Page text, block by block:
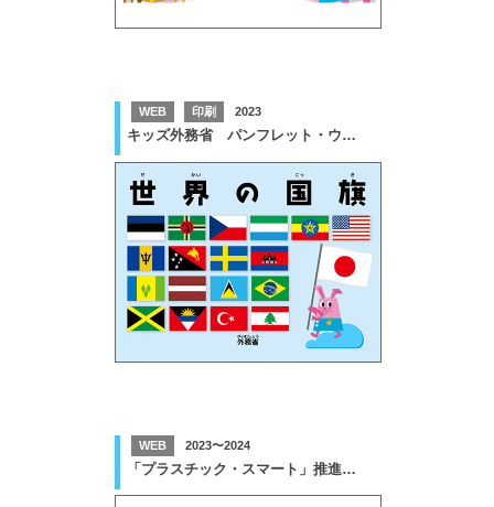
WEB 印刷 2023
キッズ外務省 パンフレット・ウェブコンテンツの制作等
WEB 2023〜2024
「プラスチック・スマート」推進業務